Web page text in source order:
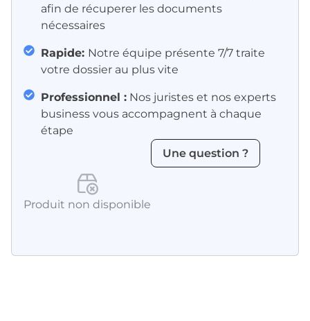
afin de récuperer les documents
nécessaires
Rapide: Notre équipe présente 7/7 traite
votre dossier au plus vite
Professionnel : Nos juristes et nos experts
business vous accompagnent à chaque
étape
Produit non disponible
Une question ?